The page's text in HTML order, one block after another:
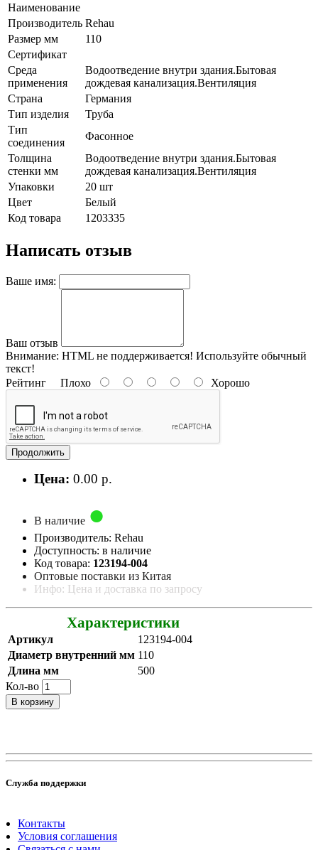
Наименование
Производитель Rehau
Размер мм
110
Сертификат
Среда
применения
Водоотведение внутри здания.Бытовая
дождевая канализация.Вентиляция
Страна
Германия
Тип изделия
Труба
Тип
соединения
Фасонное
Толщина
стенки мм
Водоотведение внутри здания.Бытовая
дождевая канализация.Вентиляция
Упаковки
20 шт
Цвет
Белый
Код товара
1203335
Написать отзыв
Ваше имя:
Ваш отзыв
Внимание: HTML не поддерживается! Используйте обычный
текст!
Рейтинг Плохо Хорошо
Продолжить
Цена: 0.00 р.
В наличие
Производитель: Rehau
Доступность: в наличие
Код товара: 123194-004
Оптовые поставки из Китая
Инфо: Цена и доставка по запросу
Характеристики
Артикул
123194-004
Диаметр внутренний мм 110
Длина мм
500
Кол-во
В корзину
Служба поддержки
Контакты
Условия соглашения